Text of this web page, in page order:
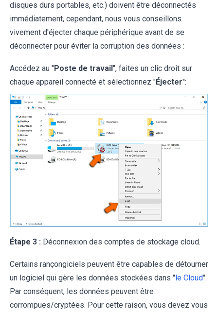
disques durs portables, etc.) doivent être déconnectés
immédiatement, cependant, nous vous conseillons
vivement d'éjecter chaque périphérique avant de se
déconnecter pour éviter la corruption des données :
Accédez au "Poste de travail ", faites un clic droit sur
chaque appareil connecté et sélectionnez "Éjecter":
Étape 3 : Déconnexion des comptes de stockage cloud.
Certains rançongiciels peuvent être capables de détourner
un logiciel qui gère les données stockées dans "le Cloud".
Par conséquent, les données peuvent être
corrompues/cryptées. Pour cette raison, vous devez vous